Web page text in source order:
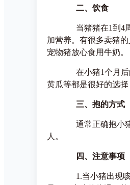
二、饮食
当猪猪在1到4周
加营养。有很多卖猪
宠物猪放心食用牛奶。
在小猪1个月后的
黄瓜等都是很好的选
三、抱的方式
通常正确抱小猪
人。
四、注意事项
1.当小猪出现咳